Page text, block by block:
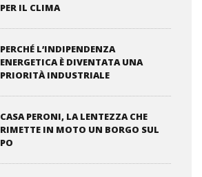
PER IL CLIMA
PERCHÉ L’INDIPENDENZA
ENERGETICA È DIVENTATA UNA
PRIORITÀ INDUSTRIALE
CASA PERONI, LA LENTEZZA CHE
RIMETTE IN MOTO UN BORGO SUL
PO